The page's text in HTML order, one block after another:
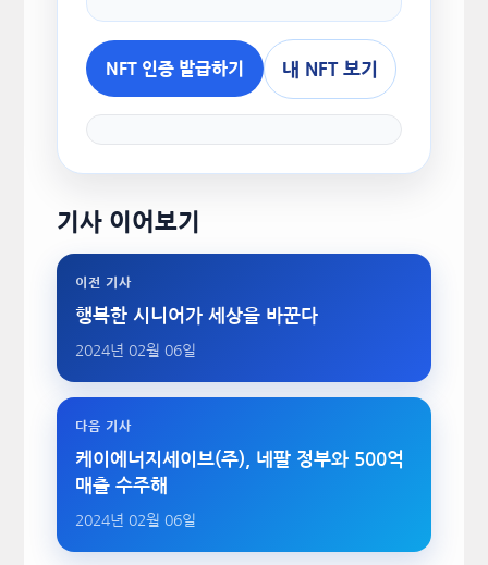
NFT 인증 발급하기 내 NFT 보기
기사 이어보기
이전 기사
행복한 시니어가 세상을 바꾼다
2024년 02월 06일
다음 기사
케이에너지세이브(주), 네팔 정부와 500억
매출 수주해
2024년 02월 06일